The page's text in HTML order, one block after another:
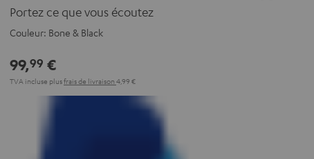
Portez ce que vous écoutez
Couleur: Bone & Black
99,99 €
TVA incluse plusfrais de livraison 4,99 €